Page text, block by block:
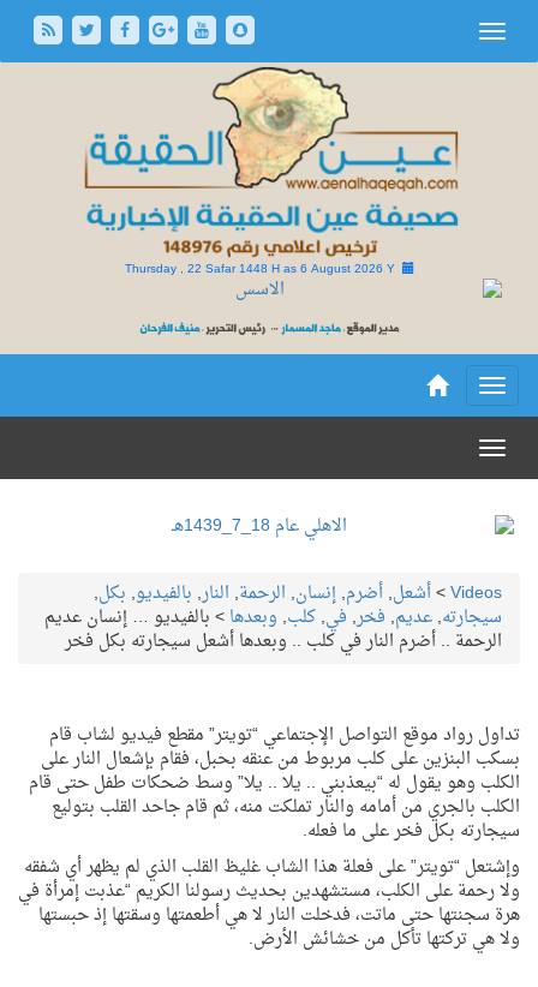
Thursday , 22 Safar 1448 H as6 August 2026 Y
Videos
>أشعل,أضرم,إنسان, الرحمة, النار, بالفيديو, بكل,
سيجارته,عديم, فخر, في,كلب, وبعدها>بالفيديو … إنسان عديم
الرحمة .. أضرم النار في كلب .. وبعدها أشعل سيجارته بكل فخر
تداول رواد موقع التواصل الإجتماعي “تويتر” مقطع فيديو لشاب قام
بسكب البنزين على كلب مربوط من عنقه بحبل، فقام بإشعال النار على
الكلب وهو يقول له “بيعذبني .. يلا .. يلا” وسط ضحكات طفل حتى قام
الكلب بالجري من أمامه والنار تملكت منه، ثم قام جاحد القلب بتوليع
سيجارته بكل فخر على ما فعله.
وإشتعل “تويتر” على فعلة هذا الشاب غليظ القلب الذي لم يظهر أي شفقه
ولا رحمة على الكلب، مستشهدين بحديث رسولنا الكريم “عذبت إمرأة في
هرة سجنتها حتى ماتت، فدخلت النار لا هي أطعمتها وسقتها إذ حبستها
ولا هي تركتها تأكل من خشائش الأرض.